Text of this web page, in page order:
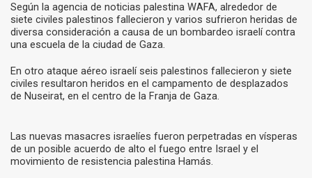
Según la agencia de noticias palestina WAFA, alrededor de
siete civiles palestinos fallecieron y varios sufrieron heridas de
diversa consideración a causa de un bombardeo israelí contra
una escuela de la ciudad de Gaza.
En otro ataque aéreo israelí seis palestinos fallecieron y siete
civiles resultaron heridos en el campamento de desplazados
de Nuseirat, en el centro de la Franja de Gaza.
Las nuevas masacres israelíes fueron perpetradas en vísperas
de un posible acuerdo de alto el fuego entre Israel y el
movimiento de resistencia palestina Hamás.